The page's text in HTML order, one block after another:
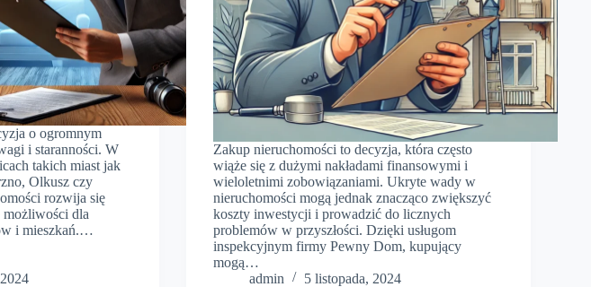
o ogromnym
i staranności. W
takich miast jak
Olkusz czy
rozwija się
dla
i mieszkań.…
Zakup nieruchomości to decyzja, która często
wiąże się z dużymi nakładami finansowymi i
wieloletnimi zobowiązaniami. Ukryte wady w
nieruchomości mogą jednak znacząco zwiększyć
koszty inwestycji i prowadzić do licznych
problemów w przyszłości. Dzięki usługom
inspekcyjnym firmy Pewny Dom, kupujący
mogą…
admin
5 listopada, 2024